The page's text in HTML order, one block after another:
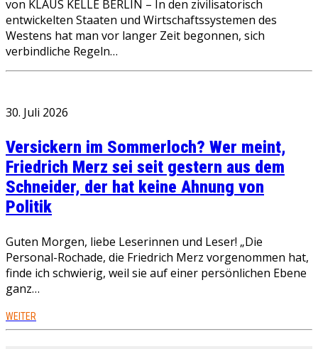
von KLAUS KELLE BERLIN – In den zivilisatorisch
entwickelten Staaten und Wirtschaftssystemen des
Westens hat man vor langer Zeit begonnen, sich
verbindliche Regeln…
30. Juli 2026
Versickern im Sommerloch? Wer meint,
Friedrich Merz sei seit gestern aus dem
Schneider, der hat keine Ahnung von
Politik
Guten Morgen, liebe Leserinnen und Leser! „Die
Personal-Rochade, die Friedrich Merz vorgenommen hat,
finde ich schwierig, weil sie auf einer persönlichen Ebene
ganz…
WEITER